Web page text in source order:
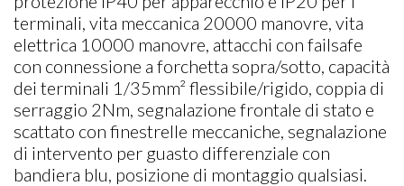
terminali, vita meccanica 20000 manovre, vita
elettrica 10000 manovre, attacchi con failsafe
con connessione a forchetta sopra/sotto, capacità
dei terminali 1/35mm² flessibile/rigido, coppia di
serraggio 2Nm, segnalazione frontale di stato e
scattato con finestrelle meccaniche, segnalazione
di intervento per guasto differenziale con
bandiera blu, posizione di montaggio qualsiasi.